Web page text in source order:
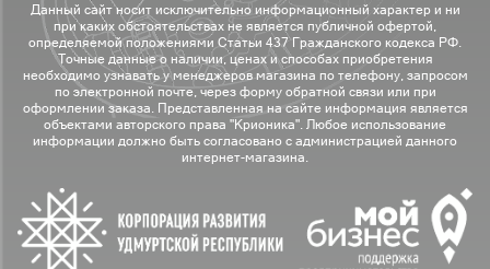
Данный сайт носит исключительно информационный характер и ни
при каких обстоятельствах не является публичной офертой,
определяемой положениями Статьи 437 Гражданского кодекса РФ.
Точные данные о наличии, ценах и способах приобретения
необходимо узнавать у менеджеров магазина по телефону, запросом
по электронной почте, через форму обратной связи или при
оформлении заказа. Представленная на сайте информация является
объектами авторского права "Крионика". Любое использование
информации должно быть согласовано с администрацией данного
интернет-магазина.